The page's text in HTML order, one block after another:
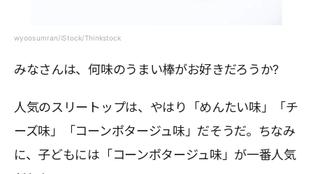
wyoosumran/iStock/Thinkstock
みなさんは、何味のうまい棒がお好きだろうか?
人気のスリートップは、やはり「めんたい味」「チ
ーズ味」「コーンポタージュ味」だそうだ。ちなみ
に、子どもには「コーンポタージュ味」が一番人気